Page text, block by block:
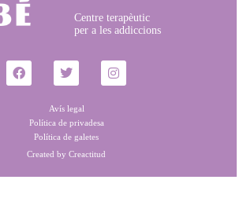
Centre terapèutic
per a les addiccions
Avís legal
Política de privadesa
Política de galetes
Created by Creactitud